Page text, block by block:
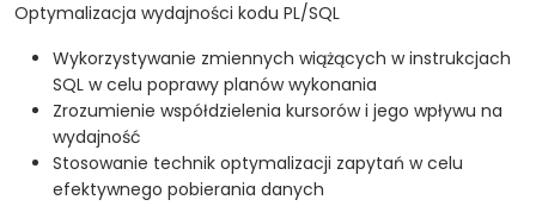
Optymalizacja wydajności kodu PL/SQL
Wykorzystywanie zmiennych wiążących w instrukcjach
SQL w celu poprawy planów wykonania
Zrozumienie współdzielenia kursorów i jego wpływu na
wydajność
Stosowanie technik optymalizacji zapytań w celu
efektywnego pobierania danych